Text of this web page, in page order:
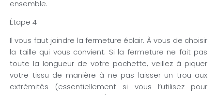
ensemble.
Étape 4
Il vous faut joindre la fermeture éclair. À vous de choisir
la taille qui vous convient. Si la fermeture ne fait pas
toute la longueur de votre pochette, veillez à piquer
votre tissu de manière à ne pas laisser un trou aux
extrémités (essentiellement si vous l’utilisez pour